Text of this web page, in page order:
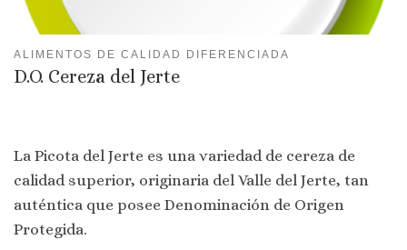
ALIMENTOS DE CALIDAD DIFERENCIADA
D.O. Cereza del Jerte
La Picota del Jerte es una variedad de cereza de
calidad superior, originaria del Valle del Jerte, tan
auténtica que posee Denominación de Origen
Protegida.